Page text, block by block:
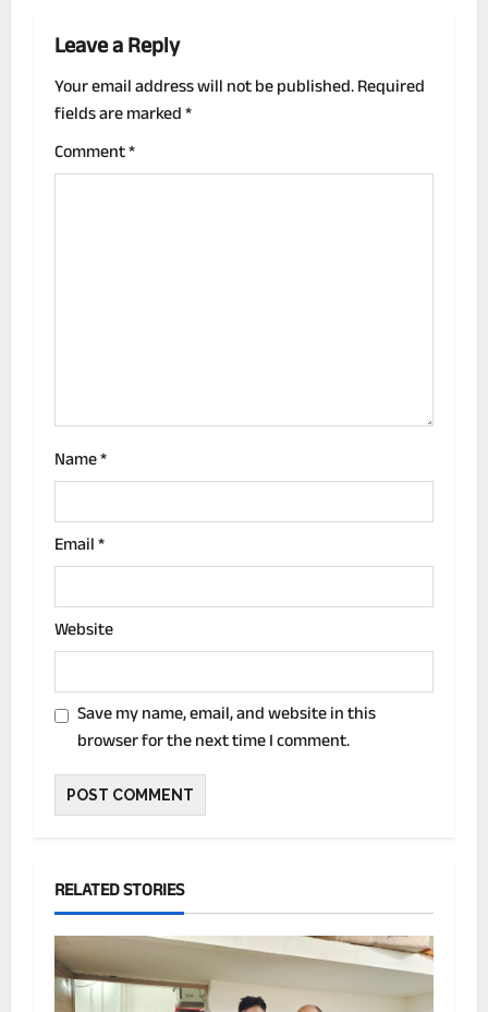
v
i
g
Leave a Reply
Your email address will not be published.Required
fields are marked*
Comment*
Name*
Email*
Website
Save my name, email, and website in this
browser for the next time I comment.
RELATED STORIES